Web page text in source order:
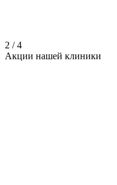
2 /4
Акции нашей клиники